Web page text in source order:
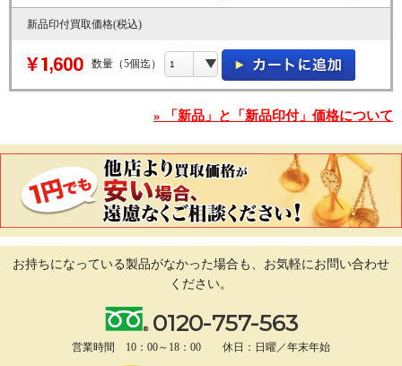
新品印付買取価格(税込)
数量（5個迄）
» 「新品」と「新品印付」価格について
お持ちになっている製品がなかった場合も、 お気軽にお問い合わせ
ください。
0120-757-563
営業時間 10：00～18：00 休日：日曜／年末年始